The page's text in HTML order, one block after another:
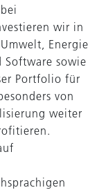
wir in
Umwelt, Energie
Software sowie
Portfolio für
von
weiter